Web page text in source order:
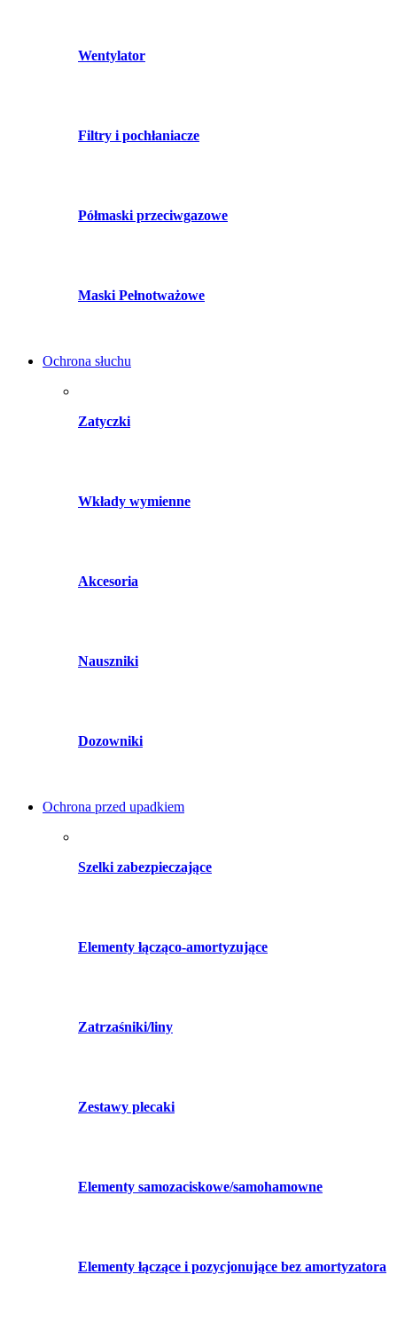
Wentylator
Filtry i pochłaniacze
Półmaski przeciwgazowe
Maski Pełnotważowe
Ochrona słuchu
Zatyczki
Wkłady wymienne
Akcesoria
Nauszniki
Dozowniki
Ochrona przed upadkiem
Szelki zabezpieczające
Elementy łącząco-amortyzujące
Zatrzaśniki/liny
Zestawy plecaki
Elementy samozaciskowe/samohamowne
Elementy łączące i pozycjonujące bez amortyzatora